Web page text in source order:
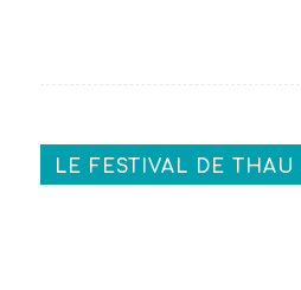
LE FESTIVAL DE THAU